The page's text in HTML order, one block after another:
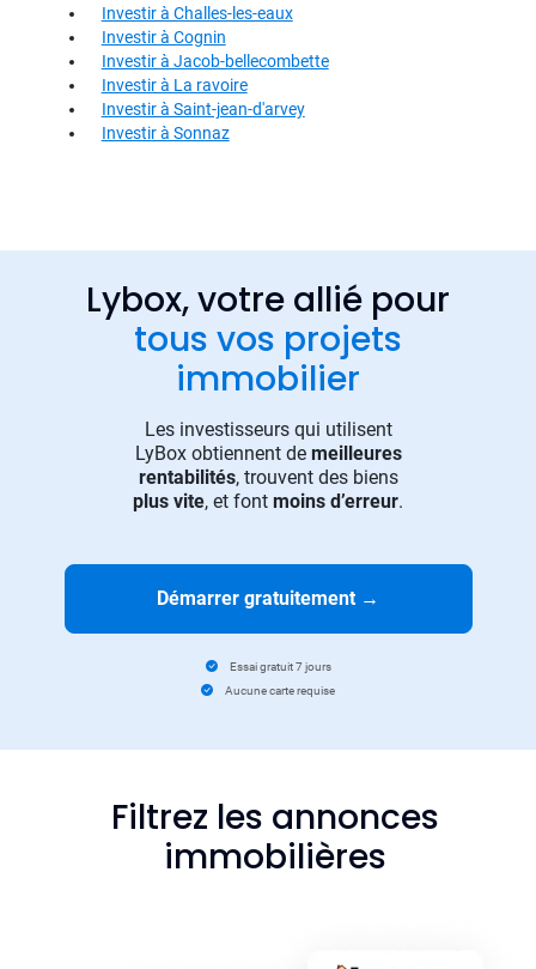
Investir à Challes-les-eaux
Investir à Cognin
Investir à Jacob-bellecombette
Investir à La ravoire
Investir à Saint-jean-d'arvey
Investir à Sonnaz
Lybox, votre allié pour
tous vos projets
immobilier
Les investisseurs qui utilisent
LyBox obtiennent de meilleures
rentabilités, trouvent des biens
plus vite, et font moins d’erreur.
Démarrer gratuitement →
Essai gratuit 7 jours
Aucune carte requise
Filtrez les annonces
immobilières